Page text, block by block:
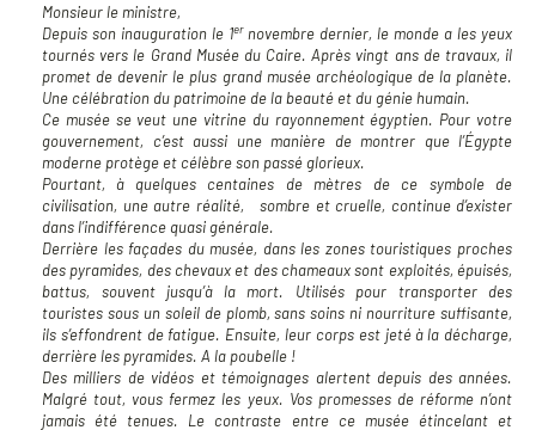
Monsieur le ministre,
Depuis son inauguration le 1ernovembre dernier, le monde a les yeux
tournés vers le Grand Musée du Caire. Après vingt ans de travaux, il
promet de devenir le plus grand musée archéologique de la planète.
Une célébration du patrimoine de la beauté et du génie humain.
Ce musée se veut une vitrine du rayonnement égyptien. Pour votre
gouvernement, c’est aussi une manière de montrer que l’Égypte
moderne protège et célèbre son passé glorieux.
Pourtant, à quelques centaines de mètres de ce symbole de
civilisation, une autre réalité, sombre et cruelle, continue d’exister
dans l’indifférence quasi générale.
Derrière les façades du musée, dans les zones touristiques proches
des pyramides, des chevaux et des chameaux sont exploités, épuisés,
battus, souvent jusqu’à la mort. Utilisés pour transporter des
touristes sous un soleil de plomb, sans soins ni nourriture suffisante,
ils s’effondrent de fatigue. Ensuite, leur corps est jeté à la décharge,
derrière les pyramides. A la poubelle !
Des milliers de vidéos et témoignages alertent depuis des années.
Malgré tout, vous fermez les yeux. Vos promesses de réforme n’ont
jamais été tenues. Le contraste entre ce musée étincelant et